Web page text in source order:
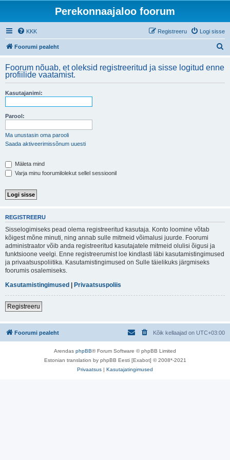
Perekonnaajaloo foorum
KKK Logi sisse
Registreeru
Foorumi pealeht
i
Foorum nõuab, et oleksid registreeritud ja sisse logitud enne
profiilide vaatamist.
Kasutajanimi:
Parool:
Ma unustasin oma parooli
Saada aktiveerimissõnum uuesti
Mäleta mind
Varja minu foorumilolekut sellel sessioonil
REGISTREERU
Sisselogimiseks pead olema registreeritud kasutaja. Konto loomine võtab
kõigest mõne minuti, ning annab sulle mitmeid võimalusi juurde. Foorumi
administraator võib anda registreeritud kasutajatele mitmeid olulisi õigusi ja
funktsioone veelgi. Enne registreerumist loe kindlasti läbi kasutamistingimused
ja privaatsuspoliitika. Kasutamistingimused on Sulle täielikuks järgmiseks
foorumis osalemiseks.
Kasutamistingimused | Privaatsuspoliis
Registreeru
Foorumi pealeht Kõik kellaajad on UTC+03:00
Arendas phpBB® Forum Software © phpBB Limited
Estonian translation by phpBB Eesti [Exabot] © 2008*-2021
Privaatsus | Kasutajatingimused